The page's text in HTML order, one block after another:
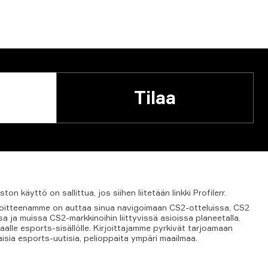
Tilaa
käyttö on sallittua, jos siihen liitetään linkki Profilerr.
on auttaa sinua navigoimaan CS2-otteluissa, CS2
ja muissa CS2-markkinoihin liittyvissä asioissa planeetalla.
esports-sisällölle. Kirjoittajamme pyrkivät tarjoamaan
esports-uutisia, pelioppaita ympäri maailmaa.